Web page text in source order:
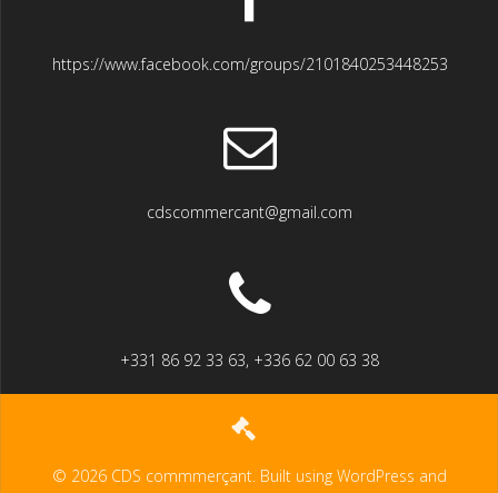
https://www.facebook.com/groups/2101840253448253
cdscommercant@gmail.com
+331 86 92 33 63, +336 62 00 63 38
© 2026 CDS commmerçant. Built using WordPress and